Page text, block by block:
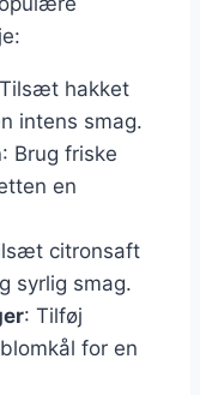
hakket
intens smag.
: Brug friske
en
citronsaft
syrlig smag.
: Tilføj
for en